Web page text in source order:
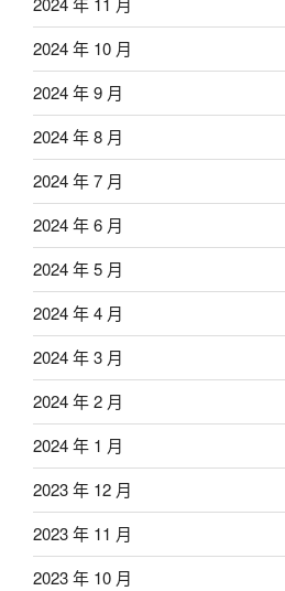
2024 年 10 月
2024 年 9 月
2024 年 8 月
2024 年 7 月
2024 年 6 月
2024 年 5 月
2024 年 4 月
2024 年 3 月
2024 年 2 月
2024 年 1 月
2023 年 12 月
2023 年 11 月
2023 年 10 月